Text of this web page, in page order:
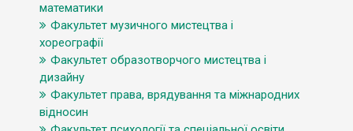
математики
Факультет музичного мистецтва і
хореографії
Факультет образотворчого мистецтва і
дизайну
Факультет права, врядування та міжнародних
відносин